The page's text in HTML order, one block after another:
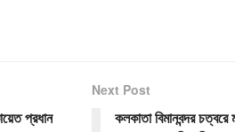
প্রধান
Next Post
কলকাতা বিমানবন্দর